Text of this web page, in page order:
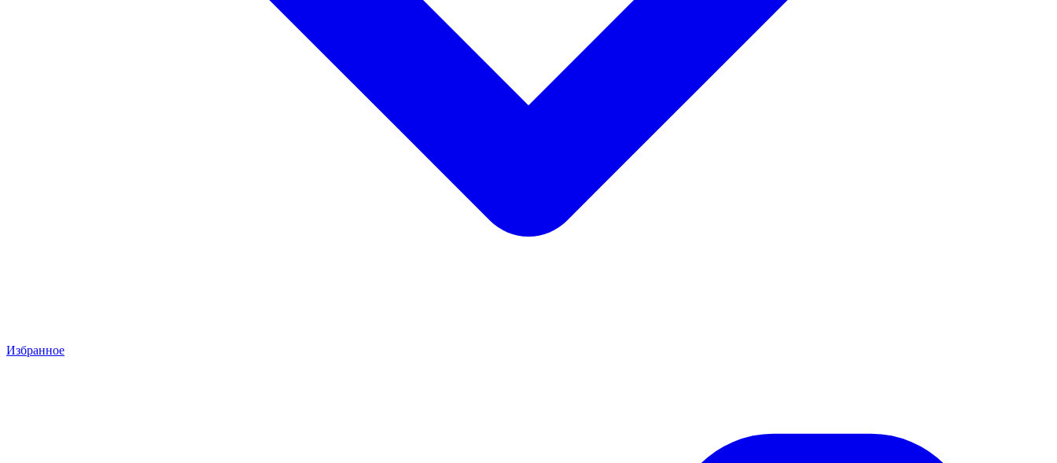
Избранное